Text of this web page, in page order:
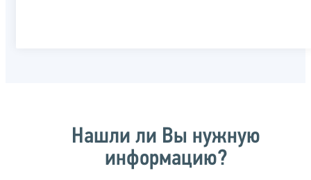
Нашли ли Вы нужную
информацию?